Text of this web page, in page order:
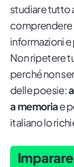
studiare tutto
comprendere
informazioni
Non ripetere
perché non
delle poesie:
a memoriae
italiano lo